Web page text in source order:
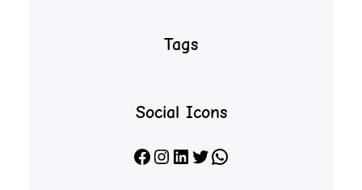
Tags
Social Icons
Facebook Instagram LinkedIn X WhatsApp